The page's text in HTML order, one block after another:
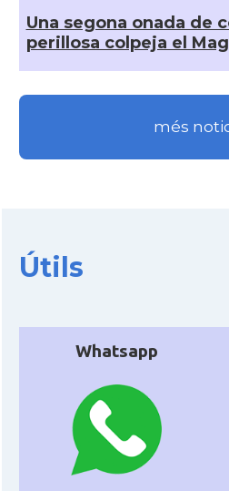
Una segona onada de
perillosa colpeja el
més
Útils
Whatsapp